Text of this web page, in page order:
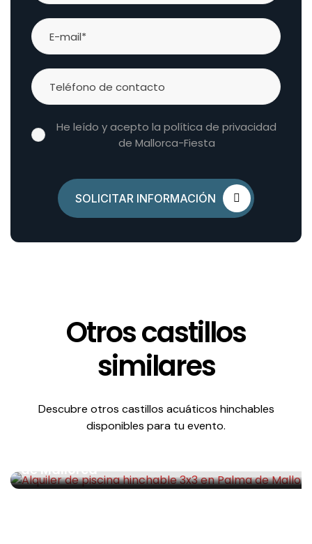
He leído y acepto la política de privacidad
de Mallorca-Fiesta
SOLICITAR INFORMACIÓN
Otros castillos
similares
Descubre otros castillos acuáticos hinchables
disponibles para tu evento.
de Mallorca